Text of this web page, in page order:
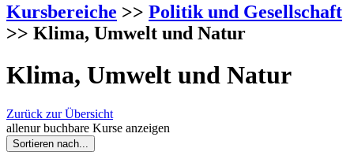
Kursbereiche >> Politik und Gesellschaft
>> Klima, Umwelt und Natur
Klima, Umwelt und Natur
Zurück zur Übersicht
allenur buchbare Kurse anzeigen
Sortieren nach...